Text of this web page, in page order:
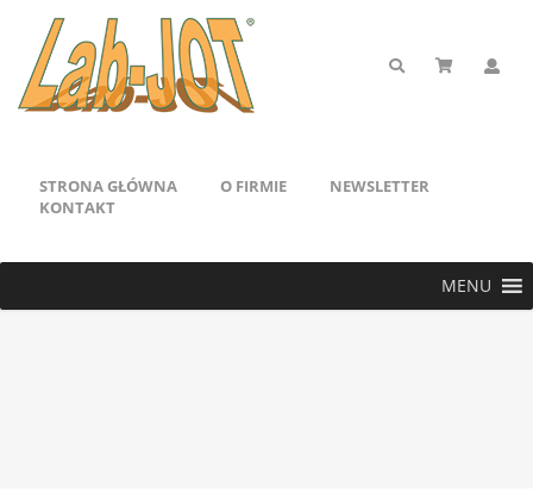
STRONA GŁÓWNA O FIRMIE
NEWSLETTER
KONTAKT
MENU